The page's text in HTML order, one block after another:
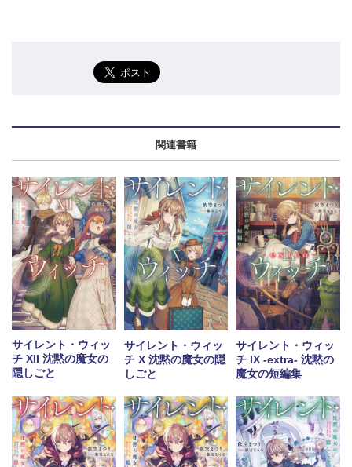
関連書籍
サイレント・ウィッ
チ XII 沈黙の魔女の
隠しごと
サイレント・ウィッ
チ X 沈黙の魔女の隠
しごと
サイレント・ウィッ
チ IX -extra- 沈黙の
魔女の短編集